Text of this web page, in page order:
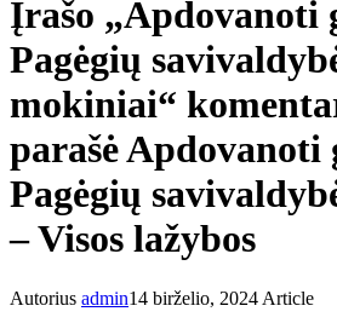
Įrašo „Apdovanoti
Pagėgių
mokiniai“
parašė Apdovanoti
Pagėgių
– Visos lažybos
Autorius admin14 birželio, 2024 Article